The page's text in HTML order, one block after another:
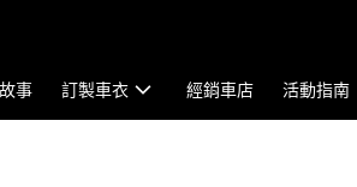
事 訂製車衣 經銷車店 活動指南